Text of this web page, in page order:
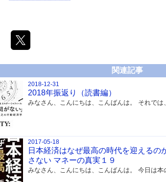
関連記事
2018-12-31
2018年振返り（読書編）
みなさん、こんにちは、こんばんは。 それで
2017-05-18
日本経済はなぜ最高の時代を迎える
さない マネーの真実１９
みなさん、こんにちは、こんばんは。 今日は